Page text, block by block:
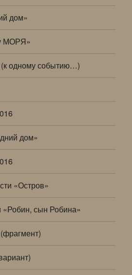
дом»
МОРЯ»
(к одному событию…)
дом»
«Остров»
«Робин, сын Робина»